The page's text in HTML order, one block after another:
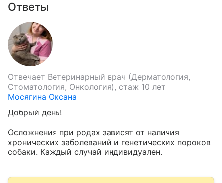
Ответы
Отвечает Ветеринарный врач (Дерматология,
Стоматология, Онкология), стаж 10 лет
Мосягина Оксана
Добрый день!
Осложнения при родах зависят от наличия
хронических заболеваний и генетических пороков
собаки. Каждый случай индивидуален.